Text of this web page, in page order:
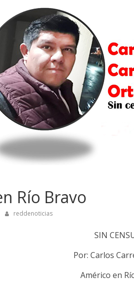
Río Bravo
reddenoticias
SIN
Por: Carlos
Américo en